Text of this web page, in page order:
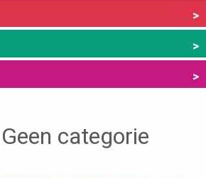
>
>
>
Geen categorie